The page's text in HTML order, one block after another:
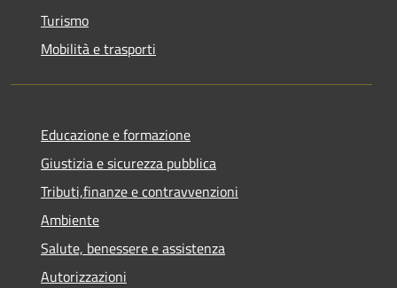
Turismo
Mobilità e trasporti
Educazione e formazione
Giustizia e sicurezza pubblica
Tributi,finanze e contravvenzioni
Ambiente
Salute, benessere e assistenza
Autorizzazioni